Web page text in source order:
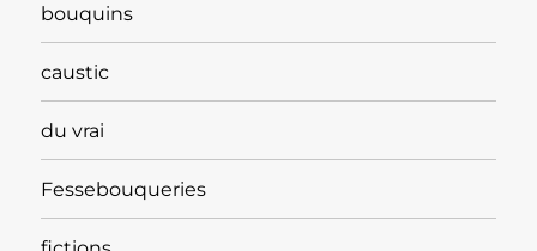
bouquins
caustic
du vrai
Fessebouqueries